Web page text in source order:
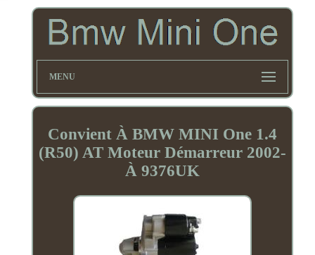
MENU
Convient À BMW MINI One 1.4
(R50) AT Moteur Démarreur 2002-
À 9376UK